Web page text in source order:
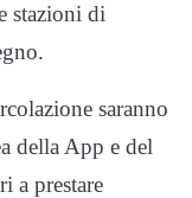
stazioni di
saranno
della App e del
a prestare